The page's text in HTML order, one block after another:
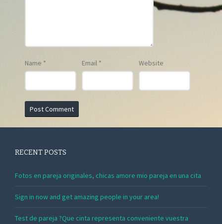
Name * Email * Website
RECENT POSTS
Fotos en pareja originales, chicas amore mio pareja en una cita
Sign in now and get amazing people in your area!
Test de pareja ?Que cinta representa conveniente vuestra